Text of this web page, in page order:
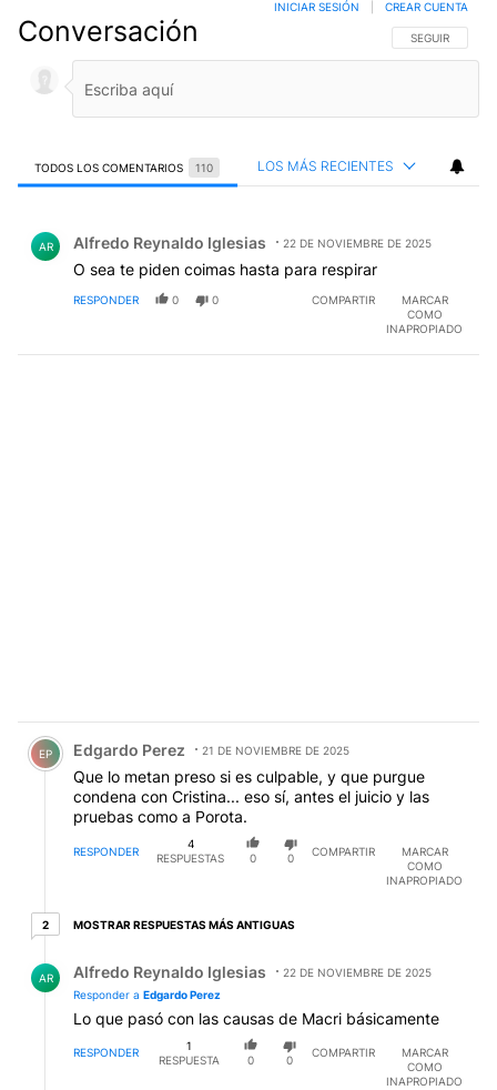
Conversación SIGA ESTA
SEGUIR
INICIAR SESIÓN CREAR CUENTA
TODOS LOS COMENTARIOS 110 LOS MÁS RECIENTES
AR Alfredo Reynaldo Iglesias 22 DE NOVIEMBRE DE 2025
O sea te piden coimas hasta para respirar
RESPONDER 0 0 COMPARTIR
MARCAR
COMO
INAPROPIADO
Comentario de Edgardo Perez.
EP Edgardo Perez 21 DE NOVIEMBRE DE 2025
Que lo metan preso si es culpable, y que purgue
condena con Cristina... eso sí, antes el juicio y las
pruebas como a Porota.
RESPONDER
4
RESPUESTAS
0 0
COMPARTIR
MARCAR
COMO
INAPROPIADO
22 respuestas más antiguas
MOSTRAR RESPUESTAS MÁS ANTIGUAS
AR Alfredo Reynaldo Iglesias
22 DE NOVIEMBRE DE 2025
Responder a Edgardo Perez
Lo que pasó con las causas de Macri básicamente
RESPONDER
1
RESPUESTA
0 0
COMPARTIR
MARCAR
COMO
INAPROPIADO